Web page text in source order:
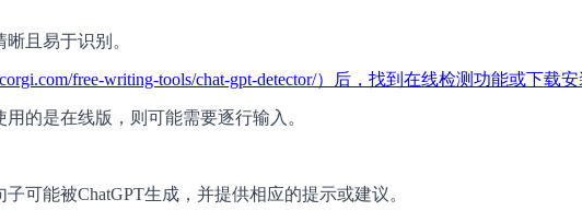
且易于识别。
free-writing-tools/chat-gpt-detector/）后，找到在线检测功能或下载
的是在线版，则可能需要逐行输入。
可能被ChatGPT生成，并提供相应的提示或建议。